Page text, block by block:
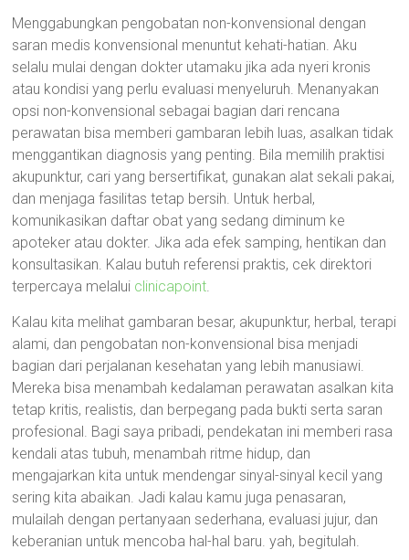
Menggabungkan pengobatan non-konvensional dengan
saran medis konvensional menuntut kehati-hatian. Aku
selalu mulai dengan dokter utamaku jika ada nyeri kronis
atau kondisi yang perlu evaluasi menyeluruh. Menanyakan
opsi non-konvensional sebagai bagian dari rencana
perawatan bisa memberi gambaran lebih luas, asalkan tidak
menggantikan diagnosis yang penting. Bila memilih praktisi
akupunktur, cari yang bersertifikat, gunakan alat sekali pakai,
dan menjaga fasilitas tetap bersih. Untuk herbal,
komunikasikan daftar obat yang sedang diminum ke
apoteker atau dokter. Jika ada efek samping, hentikan dan
konsultasikan. Kalau butuh referensi praktis, cek direktori
terpercaya melalui clinicapoint.
Kalau kita melihat gambaran besar, akupunktur, herbal, terapi
alami, dan pengobatan non-konvensional bisa menjadi
bagian dari perjalanan kesehatan yang lebih manusiawi.
Mereka bisa menambah kedalaman perawatan asalkan kita
tetap kritis, realistis, dan berpegang pada bukti serta saran
profesional. Bagi saya pribadi, pendekatan ini memberi rasa
kendali atas tubuh, menambah ritme hidup, dan
mengajarkan kita untuk mendengar sinyal-sinyal kecil yang
sering kita abaikan. Jadi kalau kamu juga penasaran,
mulailah dengan pertanyaan sederhana, evaluasi jujur, dan
keberanian untuk mencoba hal-hal baru. yah, begitulah.